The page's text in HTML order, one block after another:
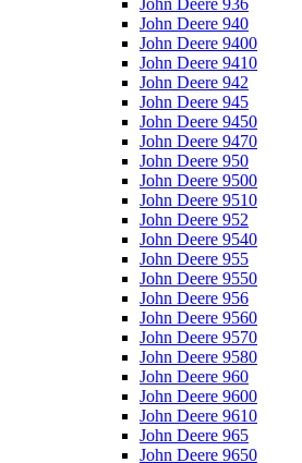
John Deere 936
John Deere 940
John Deere 9400
John Deere 9410
John Deere 942
John Deere 945
John Deere 9450
John Deere 9470
John Deere 950
John Deere 9500
John Deere 9510
John Deere 952
John Deere 9540
John Deere 955
John Deere 9550
John Deere 956
John Deere 9560
John Deere 9570
John Deere 9580
John Deere 960
John Deere 9600
John Deere 9610
John Deere 965
John Deere 9650